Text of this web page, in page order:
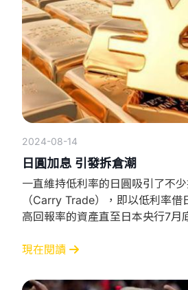
2024-08-14
日圓加息 引發拆倉潮
一直維持低利率的日圓吸引了不
（Carry Trade），即以低利率借
高回報率的資產直至日本央行7月
概念。在全球外匯市場上都有重要
借貸，然後將這些資金轉換為高
現在閱讀